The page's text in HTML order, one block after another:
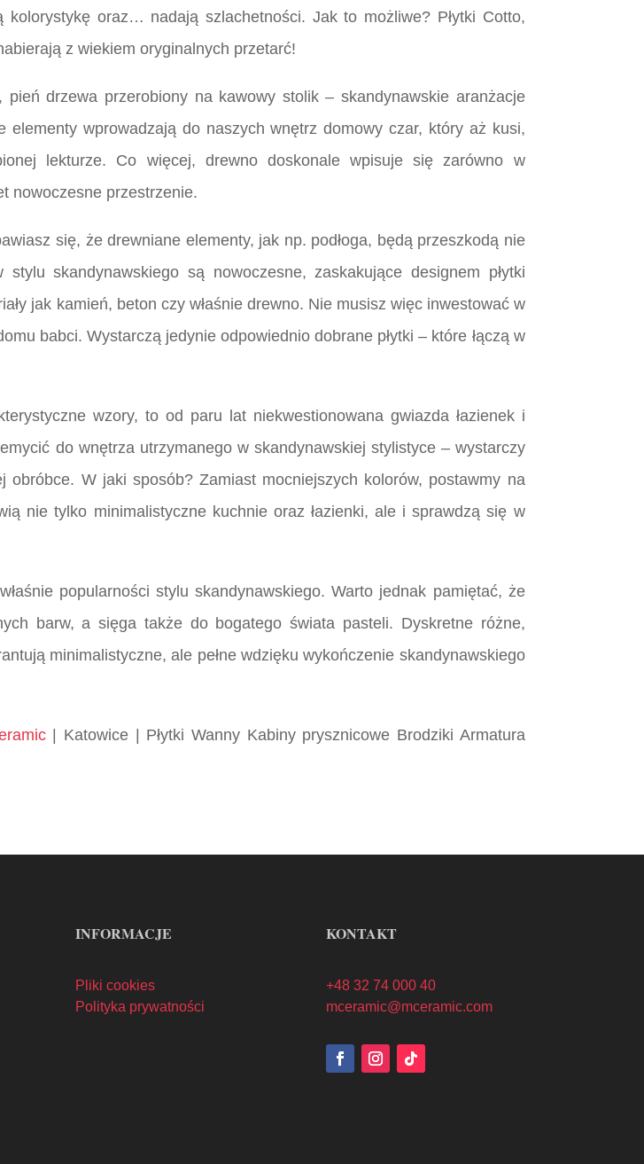
kolorystykę oraz… nadają szlachetności. Jak to możliwe? Płytki Cotto,
z wiekiem oryginalnych przetarć!
drzewa przerobiony na kawowy stolik – skandynawskie aranżacje
elementy wprowadzają do naszych wnętrz domowy czar, który aż kusi,
lekturze. Co więcej, drewno doskonale wpisuje się zarówno w
nowoczesne przestrzenie.
się, że drewniane elementy, jak np. podłoga, będą przeszkodą nie
skandynawskiego są nowoczesne, zaskakujące designem płytki
jak kamień, beton czy właśnie drewno. Nie musisz więc inwestować w
babci. Wystarczą jedynie odpowiednio dobrane płytki – które łączą w
wzory, to od paru lat niekwestionowana gwiazda łazienek i
do wnętrza utrzymanego w skandynawskiej stylistyce – wystarczy
obróbce. W jaki sposób? Zamiast mocniejszych kolorów, postawmy na
nie tylko minimalistyczne kuchnie oraz łazienki, ale i sprawdzą się w
popularności stylu skandynawskiego. Warto jednak pamiętać, że
barw, a sięga także do bogatego świata pasteli. Dyskretne różne,
minimalistyczne, ale pełne wdzięku wykończenie skandynawskiego
| Katowice | Płytki Wanny Kabiny prysznicowe Brodziki Armatura
INFORMACJE
Pliki cookies
Polityka prywatności
KONTAKT
+48 32 74 000 40
mceramic@mceramic.com